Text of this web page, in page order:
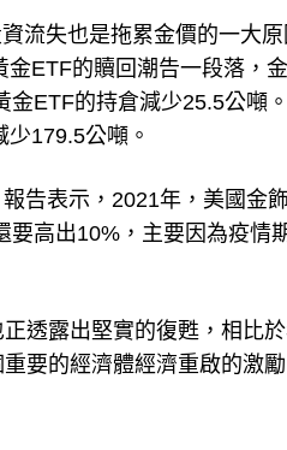
流失也是拖累金價的一大
ETF的贖回潮告一段落，
ETF的持倉減少25.5公噸
179.5公噸。
告表示，2021年，美國金
要高出10%，主要因為疫情
透露出堅實的復甦，相比
要的經濟體經濟重啟的激